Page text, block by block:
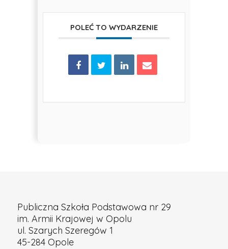
POLEĆ TO WYDARZENIE
Publiczna Szkoła Podstawowa nr 29
im. Armii Krajowej w Opolu
ul. Szarych Szeregów 1
45-284 Opole